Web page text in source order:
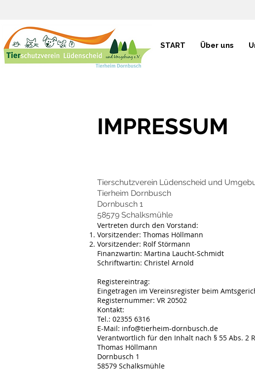
START Über uns
IMPRESSUM
Tierschutzverein Lüdenscheid und
Tierheim Dornbusch
Dornbusch 1
58579 Schalksmühle
Vertreten durch den Vorstand:
Vorsitzender: Thomas Höllmann
Vorsitzender: Rolf Störmann
Finanzwartin: Martina Laucht-Schmidt
Schriftwartin: Christel Arnold
Registereintrag:
Eingetragen im Vereinsregister beim
Registernummer: VR 20502
Kontakt:
Tel.: 02355 6316
E-Mail: info@tierheim-dornbusch.de
Verantwortlich für den Inhalt nach § 55 Abs. 2
Thomas Höllmann
Dornbusch 1
58579 Schalksmühle